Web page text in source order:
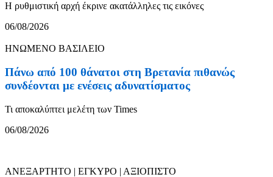
Η ρυθμιστική αρχή έκρινε ακατάλληλες τις εικόνες
06/08/2026
ΗΝΩΜΕΝΟ ΒΑΣΙΛΕΙΟ
Πάνω από 100 θάνατοι στη Βρετανία πιθανώς
συνδέονται με ενέσεις αδυνατίσματος
Τι αποκαλύπτει μελέτη των Times
06/08/2026
ΑΝΕΞΑΡΤΗΤΟ | ΕΓΚΥΡΟ | ΑΞΙΟΠΙΣΤΟ